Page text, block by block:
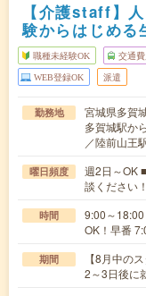
【介護staff】
験からはじめる
職種未経験OK 交通
WEB登録OK 派遣
勤務地
宮城県多賀
多賀城駅か
／陸前山王
曜日頻度
週2日～OK
談ください！
時間
9:00～
OK！早番
期間
【8月中の
2～3日後に